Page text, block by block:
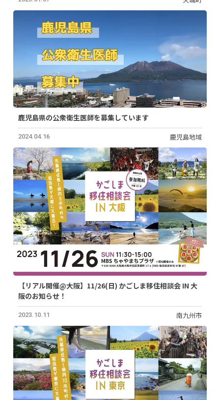
鹿児島県の公衆衛生医師を募集しています
2024.04.16 鹿児島地域
【リアル開催@大阪】11/26(日) かごしま移住相談会 IN 大
阪のお知らせ！
2023.10.11 南九州市